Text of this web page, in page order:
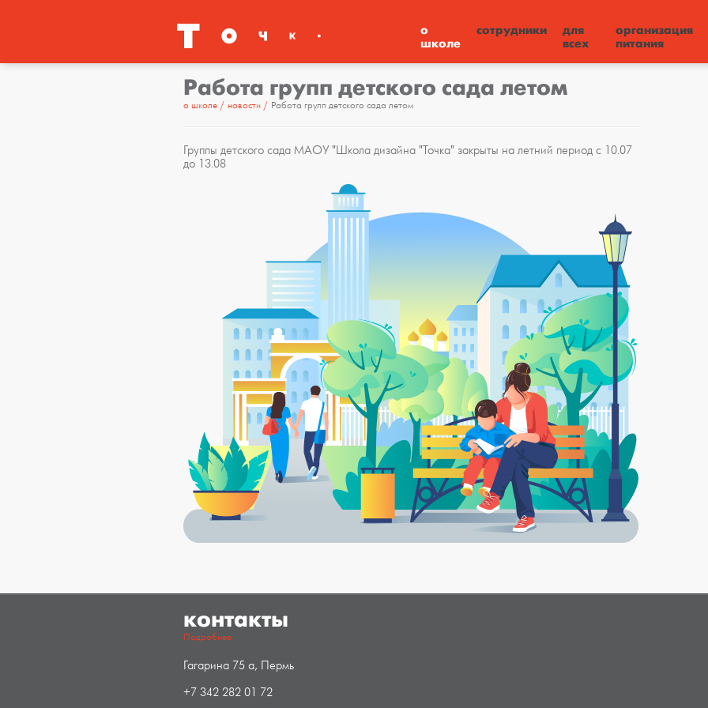
о
школе
сотрудники
для
всех
организация
питания
Работа групп детского сада летом
о школе новости Работа групп детского сада летом
Группы детского сада МАОУ "Школа дизайна "Точка" закрыты на летний период с 10.07
до 13.08
контакты
Подробнее
Гагарина 75 а, Пермь
+7 342 282 01 72